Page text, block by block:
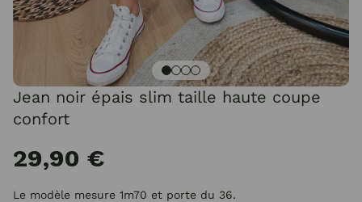
Jean noir épais slim taille haute coupe
confort
29,90 €
Le modèle mesure 1m70 et porte du 36.